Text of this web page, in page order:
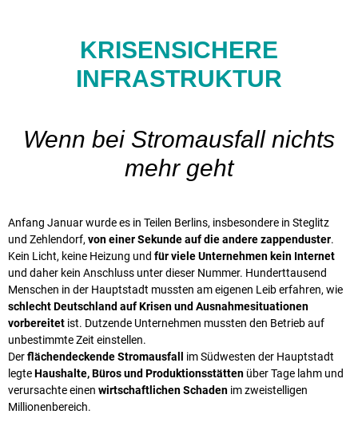
KRISENSICHERE
INFRASTRUKTUR
Wenn bei Stromausfall nichts
mehr geht
Anfang Januar wurde es in Teilen Berlins, insbesondere in Steglitz
und Zehlendorf, von einer Sekunde auf die andere zappenduster.
Kein Licht, keine Heizung und für viele Unternehmen kein Internet
und daher kein Anschluss unter dieser Nummer. Hunderttausend
Menschen in der Hauptstadt mussten am eigenen Leib erfahren, wie
schlecht Deutschland auf Krisen und Ausnahmesituationen
vorbereitet ist. Dutzende Unternehmen mussten den Betrieb auf
unbestimmte Zeit einstellen.
Derflächendeckende Stromausfall
im Südwesten der Hauptstadt
legteHaushalte, Büros und Produktionsstätten über Tage lahm und
verursachte einen wirtschaftlichen Schaden im zweistelligen
Millionenbereich.